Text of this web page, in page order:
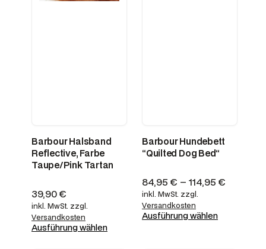
Barbour Halsband
Reflective, Farbe
Taupe/Pink Tartan
39,90€
inkl. MwSt. zzgl.
Versandkosten
Ausführung wählen
Barbour Hundebett
“Quilted Dog Bed“
84,95 € – 114,95 €
inkl. MwSt. zzgl.
Versandkosten
Ausführung wählen